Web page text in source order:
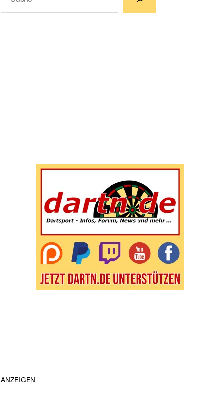
ANZEIGEN